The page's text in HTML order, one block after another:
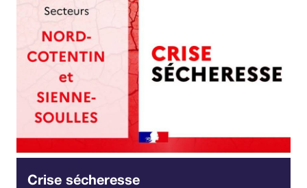
Crise sécheresse